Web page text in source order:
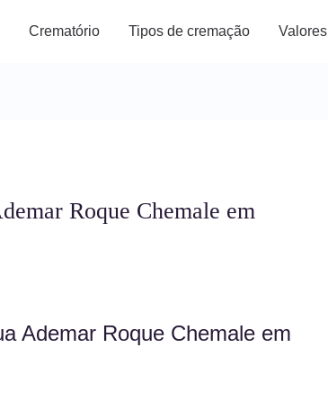
Crematório Tipos de cremação Valores
Roque Chemale em
Ademar Roque Chemale em